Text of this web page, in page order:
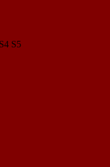
S4 S5